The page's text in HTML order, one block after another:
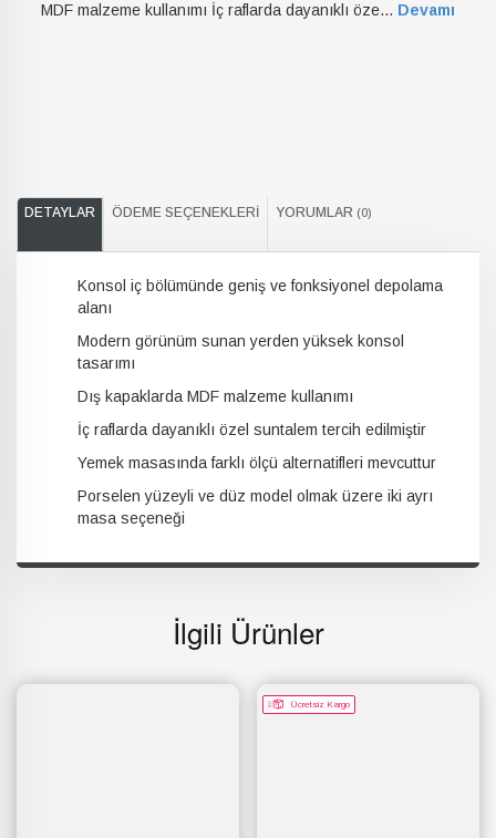
MDF malzeme kullanımı İç raflarda dayanıklı öze... Devamı
DETAYLAR ÖDEME SEÇENEKLERI YORUMLAR (0)
Konsol iç bölümünde geniş ve fonksiyonel depolama
alanı
Modern görünüm sunan yerden yüksek konsol
tasarımı
Dış kapaklarda MDF malzeme kullanımı
İç raflarda dayanıklı özel suntalem tercih edilmiştir
Yemek masasında farklı ölçü alternatifleri mevcuttur
Porselen yüzeyli ve düz model olmak üzere iki ayrı
masa seçeneği
İlgili Ürünler
Ücretsiz Kargo